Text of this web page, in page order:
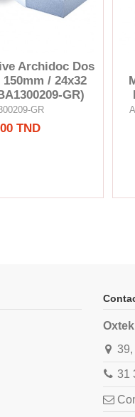
Archidoc Dos
/ 24x32
GR)
GR
TND
Oxtek
31